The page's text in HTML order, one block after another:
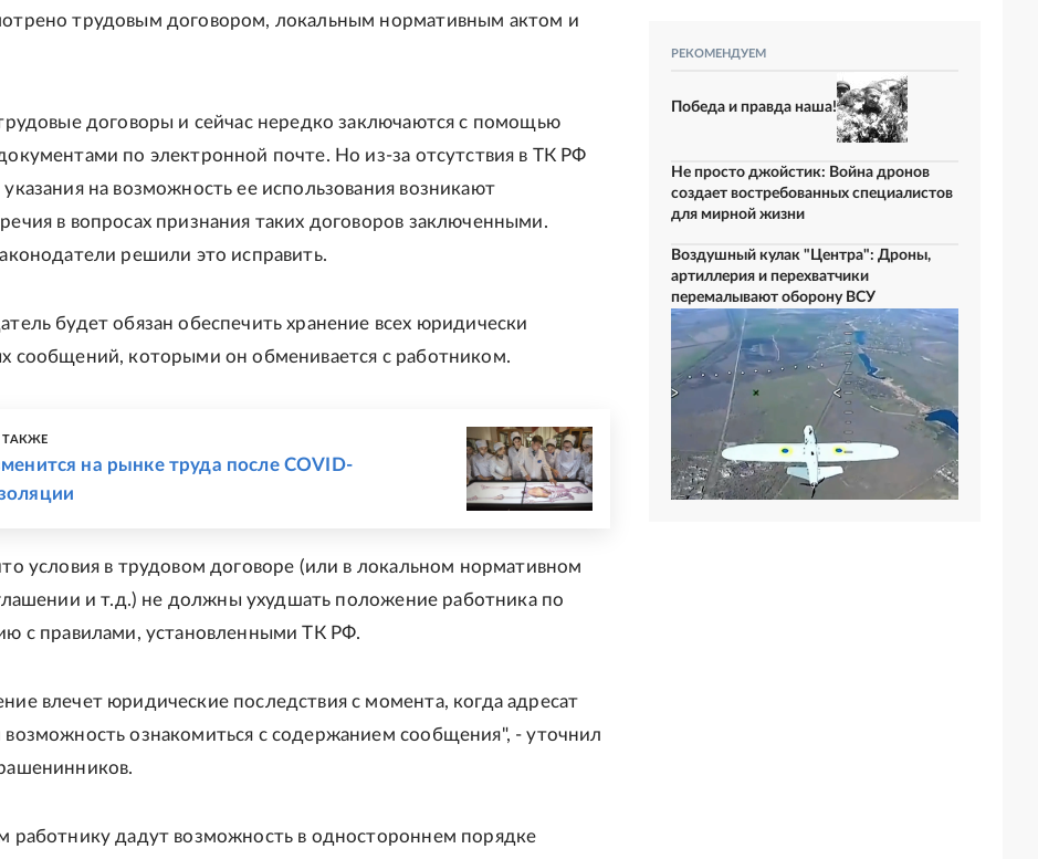
трудовым договором, локальным нормативным актом и
договоры и сейчас нередко заключаются с помощью
по электронной почте. Но из-за отсутствия в ТК РФ
на возможность ее использования возникают
в вопросах признания таких договоров заключенными.
решили это исправить.
будет обязан обеспечить хранение всех юридически
сообщений, которыми он обменивается с работником.
ТАКЖЕ
на рынке труда после COVID-
условия в трудовом договоре (или в локальном нормативном
и т.д.) не должны ухудшать положение работника по
с правилами, установленными ТК РФ.
влечет юридические последствия с момента, когда адресат
возможность ознакомиться с содержанием сообщения", - уточнил
работнику дадут возможность в одностороннем порядке
РЕКОМЕНДУЕМ
Победа и правда наша!
Не просто джойстик: Война дронов
создает востребованных специалистов
для мирной жизни
Воздушный кулак "Центра": Дроны,
артиллерия и перехватчики
перемалывают оборону ВСУ